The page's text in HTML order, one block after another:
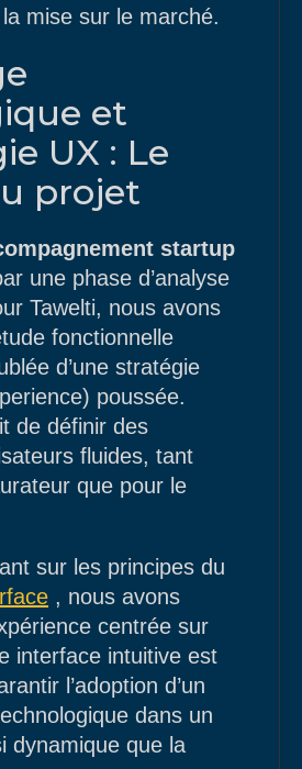
mise sur le marché.
et
UX : Le
projet
startup
une phase d’analyse
Tawelti, nous avons
fonctionnelle
d’une stratégie
poussée.
de définir des
fluides, tant
que pour le
sur les principes du
, nous avons
centrée sur
interface intuitive est
l’adoption d’un
dans un
dynamique que la